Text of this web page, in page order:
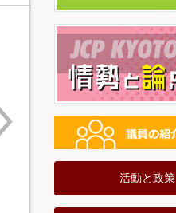
活動と政策